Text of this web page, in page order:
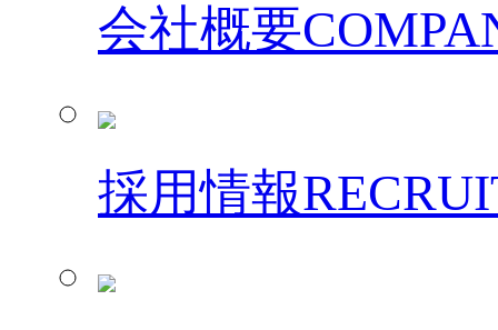
会社概要
採用情報